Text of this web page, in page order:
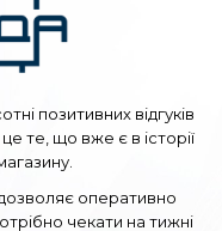
позитивних відгуків
те, що вже є в історії
оперативно
чекати на тижні